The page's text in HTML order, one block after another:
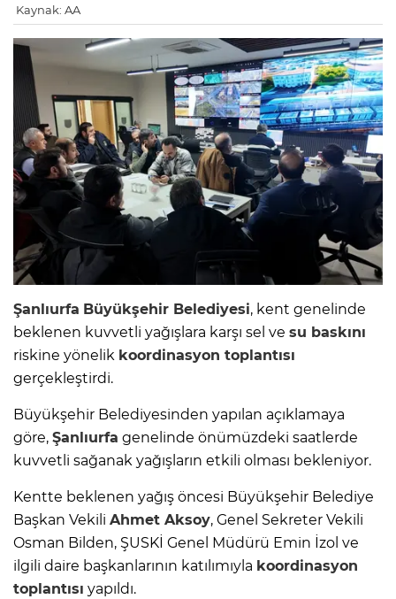
Kaynak: AA
Şanlıurfa Büyükşehir Belediyesi, kent genelinde
beklenen kuvvetli yağışlara karşı sel ve su baskını
riskine yönelik koordinasyon toplantısı
gerçekleştirdi.
Büyükşehir Belediyesinden yapılan açıklamaya
göre, Şanlıurfa genelinde önümüzdeki saatlerde
kuvvetli sağanak yağışların etkili olması bekleniyor.
Kentte beklenen yağış öncesi Büyükşehir Belediye
Başkan Vekili Ahmet Aksoy, Genel Sekreter Vekili
Osman Bilden, ŞUSKİ Genel Müdürü Emin İzol ve
ilgili daire başkanlarının katılımıyla koordinasyon
toplantısı yapıldı.